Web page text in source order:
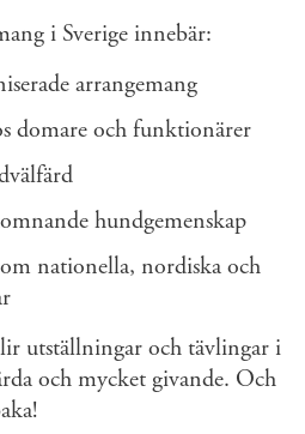
i Sverige innebär:
arrangemang
domare och funktionärer
hundgemenskap
nationella, nordiska och
utställningar och tävlingar i
och mycket givande. Och